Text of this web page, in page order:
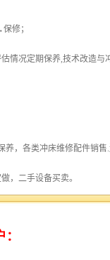
修；
情况定期保养,技术改造与
养，各类冲床维修配件销
，二手设备买卖。